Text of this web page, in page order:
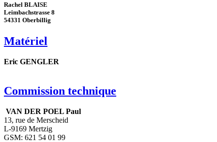
Rachel BLAISE
Leimbachstrasse 8
54331 Oberbillig
Matériel
Eric GENGLER
Commission technique
VAN DER POEL Paul
13, rue de Merscheid
L-9169 Mertzig
GSM: 621 54 01 99